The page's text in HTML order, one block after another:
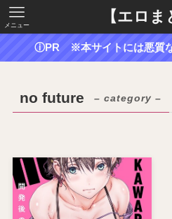
【エロま
メニュー
ⓘPR ※本サイトには悪質な
no future – category –